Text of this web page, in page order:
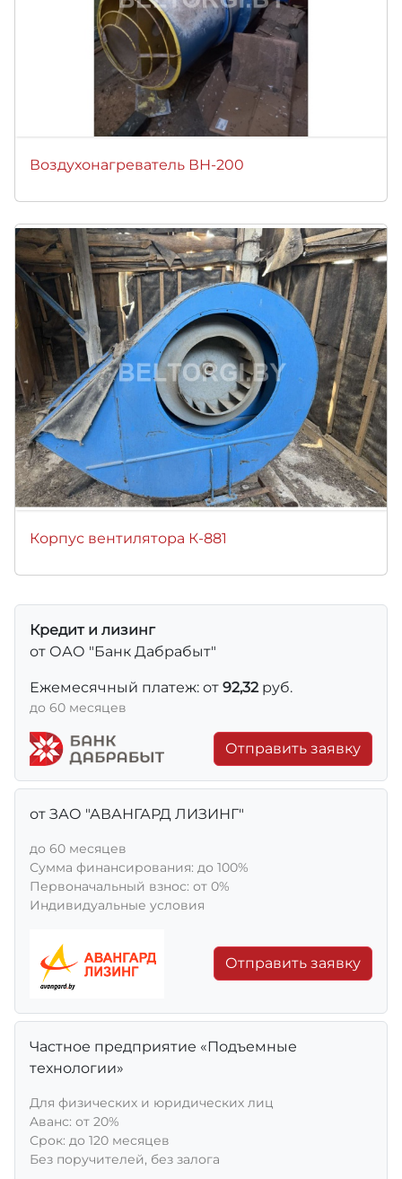
Воздухонагреватель ВН-200
Корпус вентилятора К-881
Кредит и лизинг
от ОАО "Банк Дабрабыт"
Ежемесячный платеж: от 92,32руб.
до 60 месяцев
Отправить заявку
от ЗАО "АВАНГАРД ЛИЗИНГ"
до 60 месяцев
Сумма финансирования: до 100%
Первоначальный взнос: от 0%
Индивидуальные условия
Отправить заявку
Частное предприятие «Подъемные
технологии»
Для физических и юридических лиц
Aванс: от 20%
Срок: до 120 месяцев
Без поручителей, без залога